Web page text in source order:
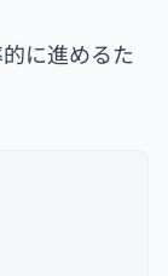
に進めるた